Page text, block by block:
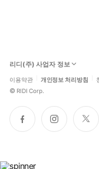
리디(주) 사업자 정보
이용약관 개인정보 처리방침
© RIDI Corp.
페
이
인
스
트
위